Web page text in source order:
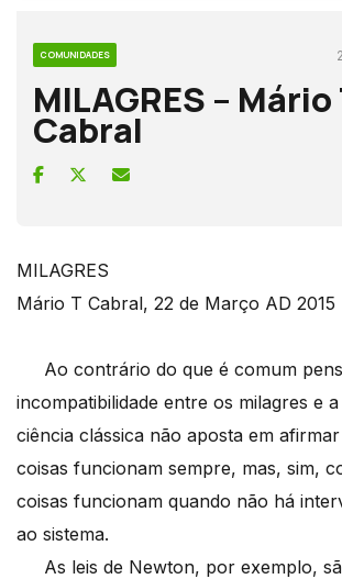
COMUNIDADES
MILAGRES – Mário
Cabral
MILAGRES
Mário T Cabral, 22 de Março AD 2015
Ao contrário do que é comum
incompatibilidade entre os milagres e
ciência clássica não aposta em
coisas funcionam sempre, mas, sim,
coisas funcionam quando não há
ao sistema.
As leis de Newton, por exemplo,